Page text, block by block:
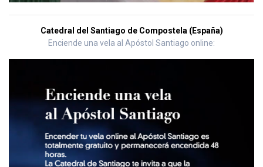
Catedral del Santiago de Compostela (España)
Enciende una vela al Apóstol Santiago online: